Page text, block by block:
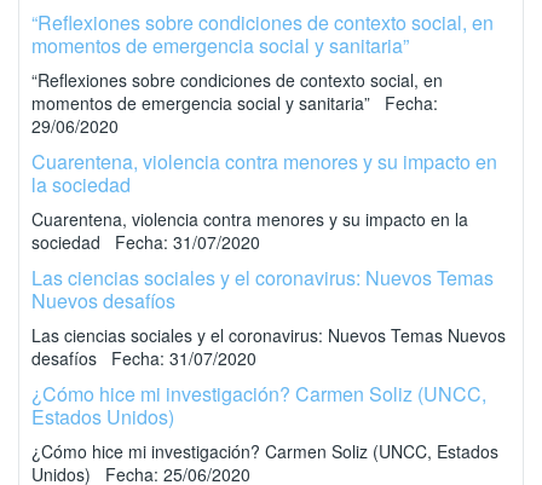
“Reflexiones sobre condiciones de contexto social, en
momentos de emergencia social y sanitaria”
“Reflexiones sobre condiciones de contexto social, en
momentos de emergencia social y sanitaria” Fecha:
29/06/2020
Cuarentena, violencia contra menores y su impacto en
la sociedad
Cuarentena, violencia contra menores y su impacto en la
sociedad Fecha: 31/07/2020
Las ciencias sociales y el coronavirus: Nuevos Temas
Nuevos desafíos
Las ciencias sociales y el coronavirus: Nuevos Temas Nuevos
desafíos Fecha: 31/07/2020
¿Cómo hice mi investigación? Carmen Soliz (UNCC,
Estados Unidos)
¿Cómo hice mi investigación? Carmen Soliz (UNCC, Estados
Unidos) Fecha: 25/06/2020